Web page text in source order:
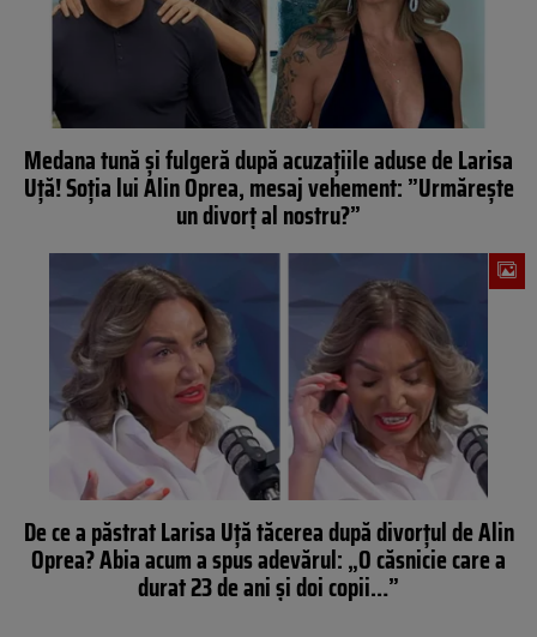
Medana tună și fulgeră după acuzațiile aduse de Larisa
Uță! Soția lui Alin Oprea, mesaj vehement: ”Urmărește
un divorț al nostru?”
De ce a păstrat Larisa Uță tăcerea după divorțul de Alin
Oprea? Abia acum a spus adevărul: „O căsnicie care a
durat 23 de ani și doi copii…”